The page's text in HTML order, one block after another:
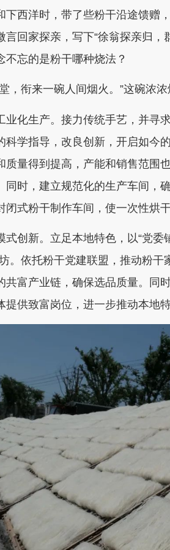
下西洋时，带了些粉干沿途馈赠
言回家探亲，写下“徐翁探亲归
不忘的是粉干哪种烧法？
，衔来一碗人间烟火。”这碗浓
业化生产。 接力传统手艺，并寻
科学指导，改良创新，开启如今
质量得到提高，产能和销售范围
同时，建立规范化的生产车间，
闭式粉干制作车间，使一次性烘
式创新。 立足本地特色，以“党委
。依托粉干党建联盟，推动粉
共富产业链，确保选品质量。同
提供致富岗位，进一步推动本地